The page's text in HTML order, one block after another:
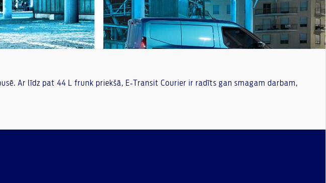
Ar līdz pat 44 L frunk priekšā, E‑Transit Courier ir radīts gan smagam darbam,